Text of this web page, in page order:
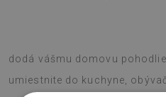
dodá vášmu domovu
umiestnite do kuchyne,